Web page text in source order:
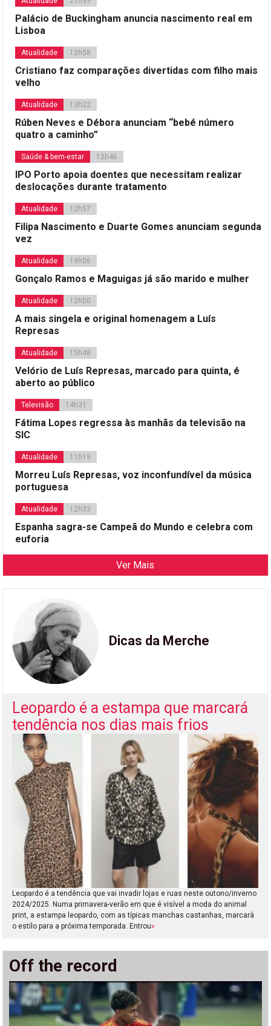
Palácio de Buckingham anuncia nascimento real em
Lisboa
Atualidade 12h58
Cristiano faz comparações divertidas com filho mais
velho
Atualidade 13h22
Rúben Neves e Débora anunciam “bebé número
quatro a caminho”
Saúde & bem-estar 12h46
IPO Porto apoia doentes que necessitam realizar
deslocações durante tratamento
Atualidade 12h57
Filipa Nascimento e Duarte Gomes anunciam segunda
vez
Atualidade 19h06
Gonçalo Ramos e Maguigas já são marido e mulher
Atualidade 12h00
A mais singela e original homenagem a Luís
Represas
Atualidade 15h48
Velório de Luís Represas, marcado para quinta, é
aberto ao público
Televisão 14h31
Fátima Lopes regressa às manhãs da televisão na
SIC
Atualidade 11h19
Morreu Luís Represas, voz inconfundível da música
portuguesa
Atualidade 12h33
Espanha sagra-se Campeã do Mundo e celebra com
euforia
Ver Mais
Dicas da Merche
Leopardo é a estampa que marcará
tendência nos dias mais frios
Leopardo é a tendência que vai invadir lojas e ruas neste outono/inverno
2024/2025. Numa primavera-verão em que é visível a moda do animal
print, a estampa leopardo, com as típicas manchas castanhas, marcará
o estilo para a próxima temporada. Entrou»
Off the record